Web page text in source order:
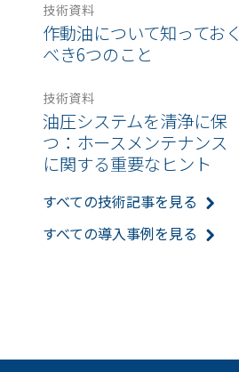
技術資料
作動油について知っておく
べき6つのこと
技術資料
油圧システムを清浄に保
つ：ホースメンテナンス
に関する重要なヒント
すべての技術記事を見る
すべての導入事例を見る